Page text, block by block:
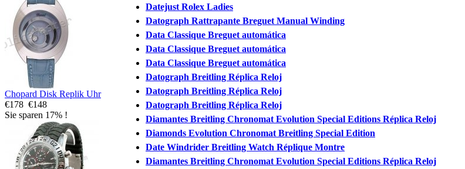
Chopard Disk Replik Uhr
€178 €148
Sie sparen 17% !
Datejust Rolex Ladies
Datograph Rattrapante Breguet Manual Winding
Data Classique Breguet automática
Data Classique Breguet automática
Data Classique Breguet automática
Datograph Breitling Réplica Reloj
Datograph Breitling Réplica Reloj
Datograph Breitling Réplica Reloj
Diamantes Breitling Chronomat Evolution Special Editions Réplica Reloj
Diamonds Evolution Chronomat Breitling Special Edition
Date Windrider Breitling Watch Réplique Montre
Diamantes Breitling Chronomat Evolution Special Editions Réplica Reloj